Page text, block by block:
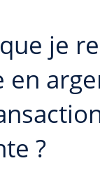
je
en
?